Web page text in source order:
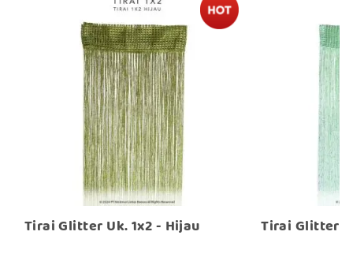
Tirai Glitter Uk. 1x2 - Hijau Tirai Glitter